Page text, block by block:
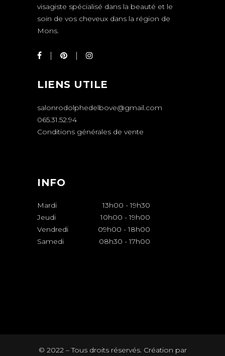
visagiste spécialisé dans la beauté et le
soin de vos cheveux dans la région de
Mons.
LIENS UTILE
salonrodolphedelbove@gmail.com
065.31.52.94
Conditions générales de vente
INFO
Mardi 13h00 - 19h30
Jeudi
10h00 - 19h00
Vendredi
09h00 - 18h00
Samedi
08h30 - 17h00
©️ 2022 – Tous droits réservés. Création par